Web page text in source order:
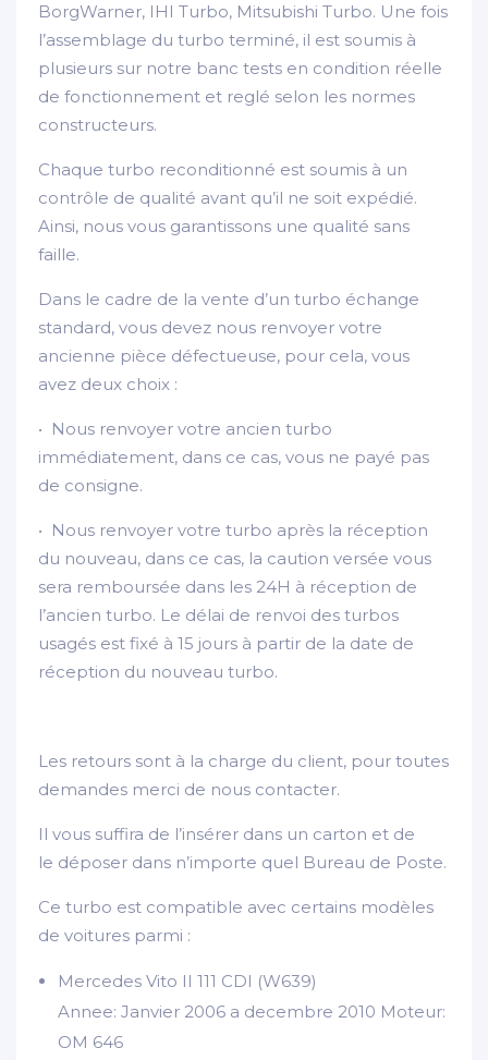
BorgWarner, IHI Turbo, Mitsubishi Turbo. Une fois
l’assemblage du turbo terminé, il est soumis à
plusieurs sur notre banc tests en condition réelle
de fonctionnement et reglé selon les normes
constructeurs.
Chaque turbo reconditionné est soumis à un
contrôle de qualité avant qu’il ne soit expédié.
Ainsi, nous vous garantissons une qualité sans
faille.
Dans le cadre de la vente d’un turbo échange
standard, vous devez nous renvoyer votre
ancienne pièce défectueuse, pour cela, vous
avez deux choix :
• Nous renvoyer votre ancien turbo
immédiatement, dans ce cas, vous ne payé pas
de consigne.
• Nous renvoyer votre turbo après la réception
du nouveau, dans ce cas, la caution versée vous
sera remboursée dans les 24H à réception de
l’ancien turbo. Le délai de renvoi des turbos
usagés est fixé à 15 jours à partir de la date de
réception du nouveau turbo.
Les retours sont à la charge du client, pour toutes
demandes merci de nous contacter.
Il vous suffira de l’insérer dans un carton et de
le déposer dans n’importe quel Bureau de Poste.
Ce turbo est compatible avec certains modèles
de voitures parmi :
Mercedes Vito II 111 CDI (W639)
Annee: Janvier 2006 a decembre 2010 Moteur:
OM 646